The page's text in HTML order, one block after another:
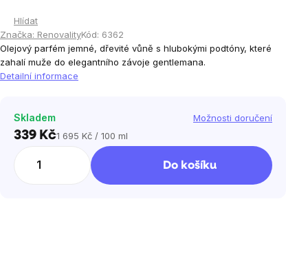
Hlídat
Značka: RenovalityKód: 6362
Olejový parfém jemné, dřevité vůně s hlubokými podtóny, které
zahalí muže do elegantního závoje gentlemana.
Detailní informace
Skladem Možnosti doručení
339 KčMěrná
1 695 Kč / 100 ml
Do košíku